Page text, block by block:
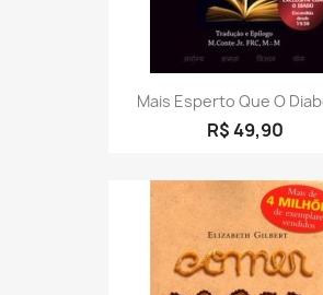
Mais Esperto Que O
R$ 49,90